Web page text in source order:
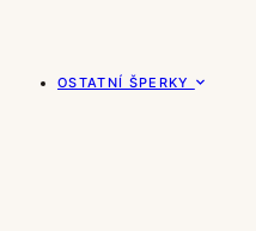
OSTATNÍ ŠPERKY